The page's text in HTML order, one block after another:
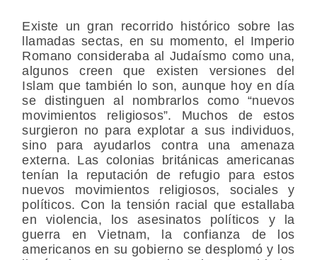
Existe un gran recorrido histórico sobre las
llamadas sectas, en su momento, el Imperio
Romano consideraba al Judaísmo como una,
algunos creen que existen versiones del
Islam que también lo son, aunque hoy en día
se distinguen al nombrarlos como “nuevos
movimientos religiosos”. Muchos de estos
surgieron no para explotar a sus individuos,
sino para ayudarlos contra una amenaza
externa. Las colonias británicas americanas
tenían la reputación de refugio para estos
nuevos movimientos religiosos, sociales y
políticos. Con la tensión racial que estallaba
en violencia, los asesinatos políticos y la
guerra en Vietnam, la confianza de los
americanos en su gobierno se desplomó y los